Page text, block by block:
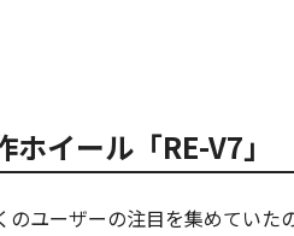
イール「RE-V7」
のユーザーの注目を集めてい